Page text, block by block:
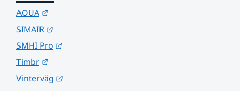
AQUA
SIMAIR
SMHI Pro
Timbr
Vinterväg